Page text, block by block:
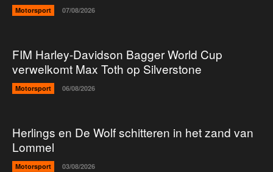
Motorsport 07/08/2026
FIM Harley-Davidson Bagger World Cup
verwelkomt Max Toth op Silverstone
Motorsport 06/08/2026
Herlings en De Wolf schitteren in het zand van
Lommel
Motorsport 03/08/2026